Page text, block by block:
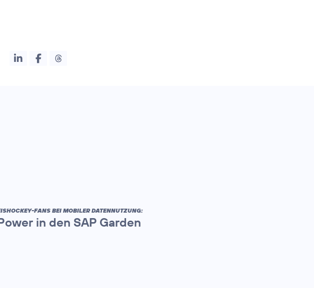
FANS BEI MOBILER DATENNUTZUNG:
in den SAP Garden